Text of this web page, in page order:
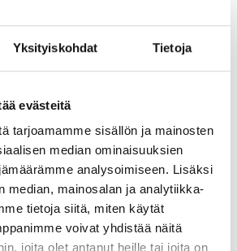
Yksityiskohdat Tietoja
evästeitä
tarjoamamme sisällön ja mainosten
median ominaisuuksien
analysoimiseen. Lisäksi
median, mainosalan ja analytiikka-
tietoja siitä, miten käytät
voivat yhdistää näitä
joita olet antanut heille tai joita on